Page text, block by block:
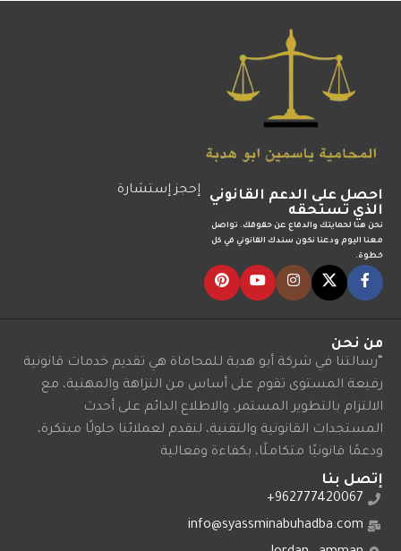
احصل على الدعم القانوني
الذي تستحقه
نحن هنا لحمايتك والدفاع عن حقوقك. تواصل
معنا اليوم ودعنا نكون سندك القانوني في كل
خطوة.
إحجز إستشارة
من نحن
“رسالتنا في شركة أبو هدبة للمحاماة هي تقديم خدمات قانونية
رفيعة المستوى تقوم على أساس من النزاهة والمهنية، مع
الالتزام بالتطوير المستمر، والاطلاع الدائم على أحدث
المستجدات القانونية والتقنية، لنقدم لعملائنا حلولًا مبتكرة،
ودعمًا قانونيًا متكاملًا، بكفاءة وفعالية
إتصل بنا
962777420067+
info@syassminabuhadba.com